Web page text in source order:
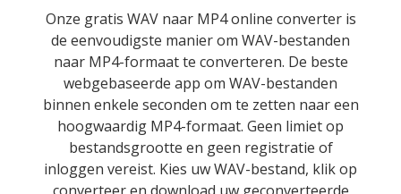
Onze gratis WAV naar MP4 online converter is
de eenvoudigste manier om WAV-bestanden
naar MP4-formaat te converteren. De beste
webgebaseerde app om WAV-bestanden
binnen enkele seconden om te zetten naar een
hoogwaardig MP4-formaat. Geen limiet op
bestandsgrootte en geen registratie of
inloggen vereist. Kies uw WAV-bestand, klik op
converteer en download uw geconverteerde